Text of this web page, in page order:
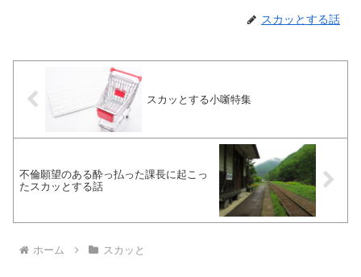
スカッとする話
スカッとする小噺特集
不倫願望のある酔っ払った課長に起こっ
たスカッとする話
ホーム スカッと